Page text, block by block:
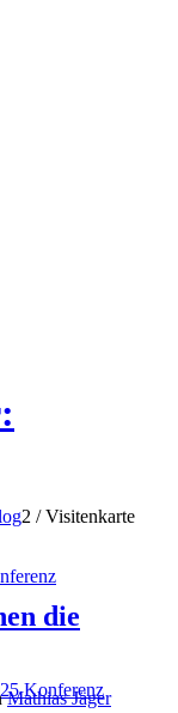
Konferenz
2 / Visitenkarte
die
Mathias Jäger